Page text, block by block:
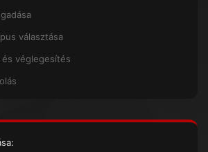
választása
véglegesítés